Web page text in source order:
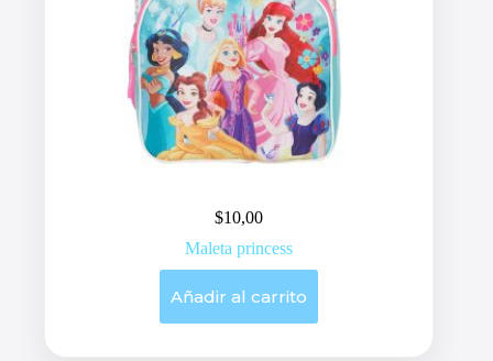
$10,00
Maleta princess
Añadir al carrito